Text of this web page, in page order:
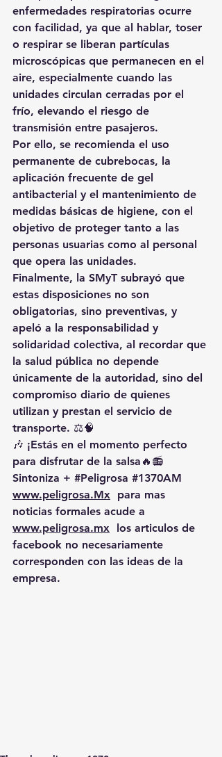
enfermedades respiratorias ocurre
con facilidad, ya que al hablar, toser
o respirar se liberan partículas
microscópicas que permanecen en el
aire, especialmente cuando las
unidades circulan cerradas por el
frío, elevando el riesgo de
transmisión entre pasajeros.
Por ello, se recomienda el uso
permanente de cubrebocas, la
aplicación frecuente de gel
antibacterial y el mantenimiento de
medidas básicas de higiene, con el
objetivo de proteger tanto a las
personas usuarias como al personal
que opera las unidades.
Finalmente, la SMyT subrayó que
estas disposiciones no son
obligatorias, sino preventivas, y
apeló a la responsabilidad y
solidaridad colectiva, al recordar que
la salud pública no depende
únicamente de la autoridad, sino del
compromiso diario de quienes
utilizan y prestan el servicio de
transporte. ⚖️🧠
🎶 ¡Estás en el momento perfecto
para disfrutar de la salsa🔥📻
Sintoniza + #Peligrosa #1370AM
www.peligrosa.Mx para mas
noticias formales acude a
www.peligrosa.mx los articulos de
facebook no necesariamente
corresponden con las ideas de la
empresa.